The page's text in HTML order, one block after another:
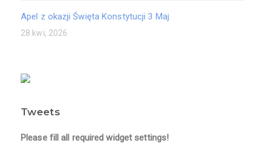
Apel z okazji Święta Konstytucji 3 Maj
28 kwi, 2026
Tweets
Please fill all required widget settings!